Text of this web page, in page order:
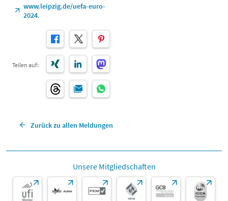
www.leipzig.de/uefa-euro-
2024.
Teilen auf:
Zurück zu allen Meldungen
Unsere Mitgliedschaften